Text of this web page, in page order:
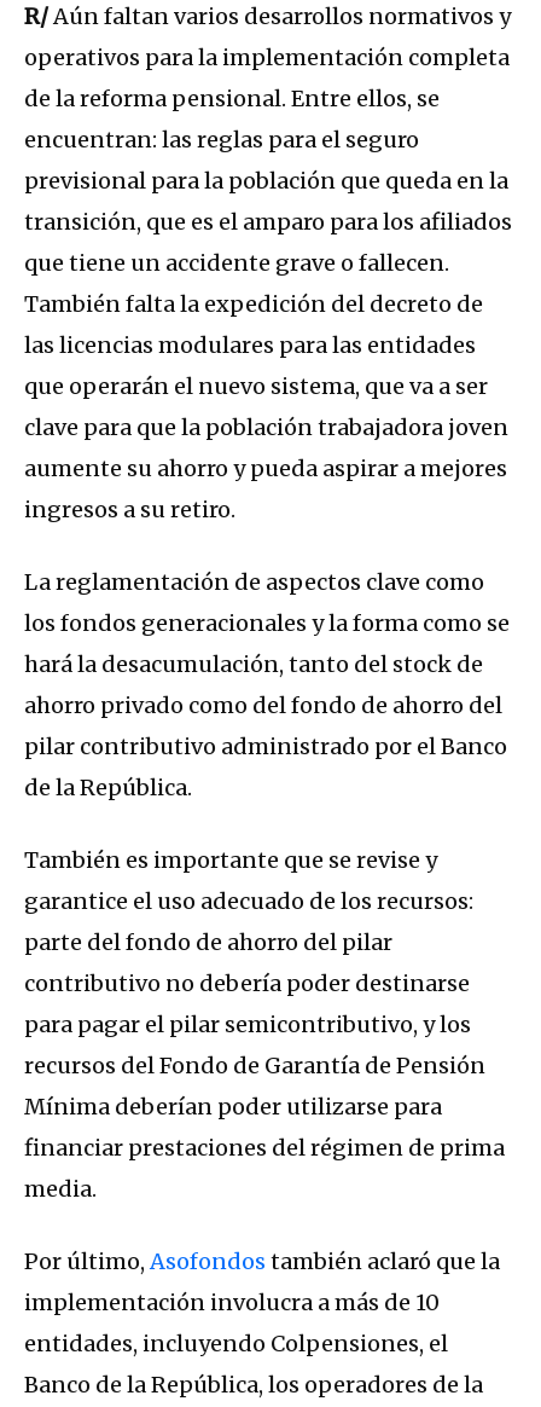
R/Aún faltan varios desarrollos normativos y
operativos para la implementación completa
de la reforma pensional. Entre ellos, se
encuentran: las reglas para el seguro
previsional para la población que queda en la
transición, que es el amparo para los afiliados
que tiene un accidente grave o fallecen.
También falta la expedición del decreto de
las licencias modulares para las entidades
que operarán el nuevo sistema, que va a ser
clave para que la población trabajadora joven
aumente su ahorro y pueda aspirar a mejores
ingresos a su retiro.
La reglamentación de aspectos clave como
los fondos generacionales y la forma como se
hará la desacumulación, tanto del stock de
ahorro privado como del fondo de ahorro del
pilar contributivo administrado por el Banco
de la República.
También es importante que se revise y
garantice el uso adecuado de los recursos:
parte del fondo de ahorro del pilar
contributivo no debería poder destinarse
para pagar el pilar semicontributivo, y los
recursos del Fondo de Garantía de Pensión
Mínima deberían poder utilizarse para
financiar prestaciones del régimen de prima
media.
Por último,Asofondos también aclaró que la
implementación involucra a más de 10
entidades, incluyendo Colpensiones, el
Banco de la República, los operadores de la